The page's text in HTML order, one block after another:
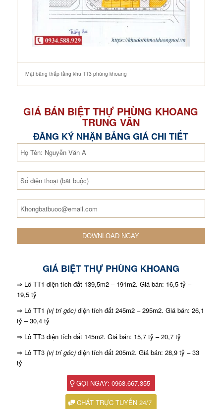
Mặt bằng thấp tầng khu TT3 phùng khoang
GIÁ BÁN BIỆT THỰ PHÙNG KHOANG
TRUNG VĂN
ĐĂNG KÝ NHẬN BẢNG GIÁ CHI TIẾT
GIÁ BIỆT THỰ PHÙNG KHOANG
⇒ Lô TT1 diện tích đất 139,5m2 – 191m2. Giá bán: 16,5 tỷ –
19,5 tỷ
⇒ Lô TT1 (vị trí góc)diện tích đất 245m2 – 295m2. Giá bán: 26,1
tỷ – 30,4 tỷ
⇒ Lô TT3 diện tích đất 145m2. Giá bán: 15,7 tỷ – 20,7 tỷ
⇒ Lô TT3 (vị trí góc)diện tích đất 205m2. Giá bán: 28,9 tỷ – 33
tỷ
GỌI NGAY: 0968.667.355
CHÁT TRỰC TUYẾN 24/7